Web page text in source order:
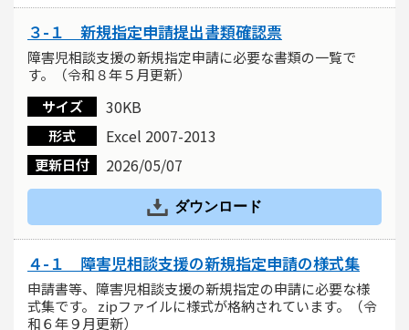
３-１ 新規指定申請提出書類確認票
障害児相談支援の新規指定申請に必要な書類の一覧で
す。（令和８年５月更新）
サイズ
30KB
形式 Excel 2007-2013
更新日付 2026/05/07
ダウンロード
４-１ 障害児相談支援の新規指定申請の様式集
申請書等、障害児相談支援の新規指定の申請に必要な様
式集です。 zipファイルに様式が格納されています。（令
和６年９月更新）